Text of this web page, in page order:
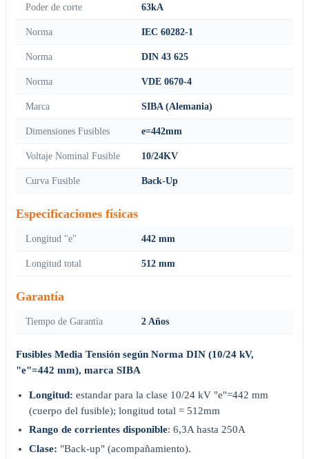
Poder de corte 63kA
Norma IEC 60282-1
Norma DIN 43 625
Norma VDE 0670-4
Marca SIBA (Alemania)
Dimensiones Fusibles e=442mm
Voltaje Nominal Fusible 10/24KV
Curva Fusible Back-Up
Especificaciones físicas
Longitud "e" 442 mm
Longitud total 512 mm
Garantía
Tiempo de Garantía 2 Años
Fusibles Media Tensión según Norma DIN (10/24 kV,
"e"=442 mm), marca SIBA
Longitud: estandar para la clase 10/24 kV "e"=442 mm
(cuerpo del fusible); longitud total = 512mm
Rango de corrientes disponible: 6,3A hasta 250A
Clase: "Back-up" (acompañamiento).